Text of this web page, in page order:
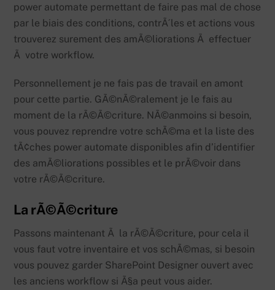
power automate permettant de faire pas mal de chose
par le biais des conditions, contrÃ´les et actions vous
trouverez surement des amÃ©liorations Ã effectuer
Ã votre workflow.
Personnellement je ne fais pas de travail en amont
pour cette partie. GÃ©nÃ©ralement je le fais au
moment de la rÃ©Ã©criture. NÃ©anmoins si besoin,
vous pouvez reprendre votre schÃ©ma et la liste des
tÃ¢ches power automate disponibles afin d’identifier
des amÃ©liorations possibles et le prÃ©voir dans
votre rÃ©Ã©criture.
La rÃ©Ã©criture
Passons maintenant Ã la rÃ©Ã©criture, pour cela il
vous faut votre inventaire et vos schÃ©mas, si besoin
vous pouvez garder SharePoint Designer ouvert avec
les anciens workflow si Ã§a peut vous aider.